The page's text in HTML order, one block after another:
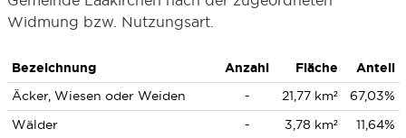
Widmung bzw. Nutzungsart.
Bezeichnung Anzahl Fläche
Anteil
Äcker, Wiesen oder Weiden
- 21,77 km²
67,03%
Wälder
- 3,78 km²
11,64%